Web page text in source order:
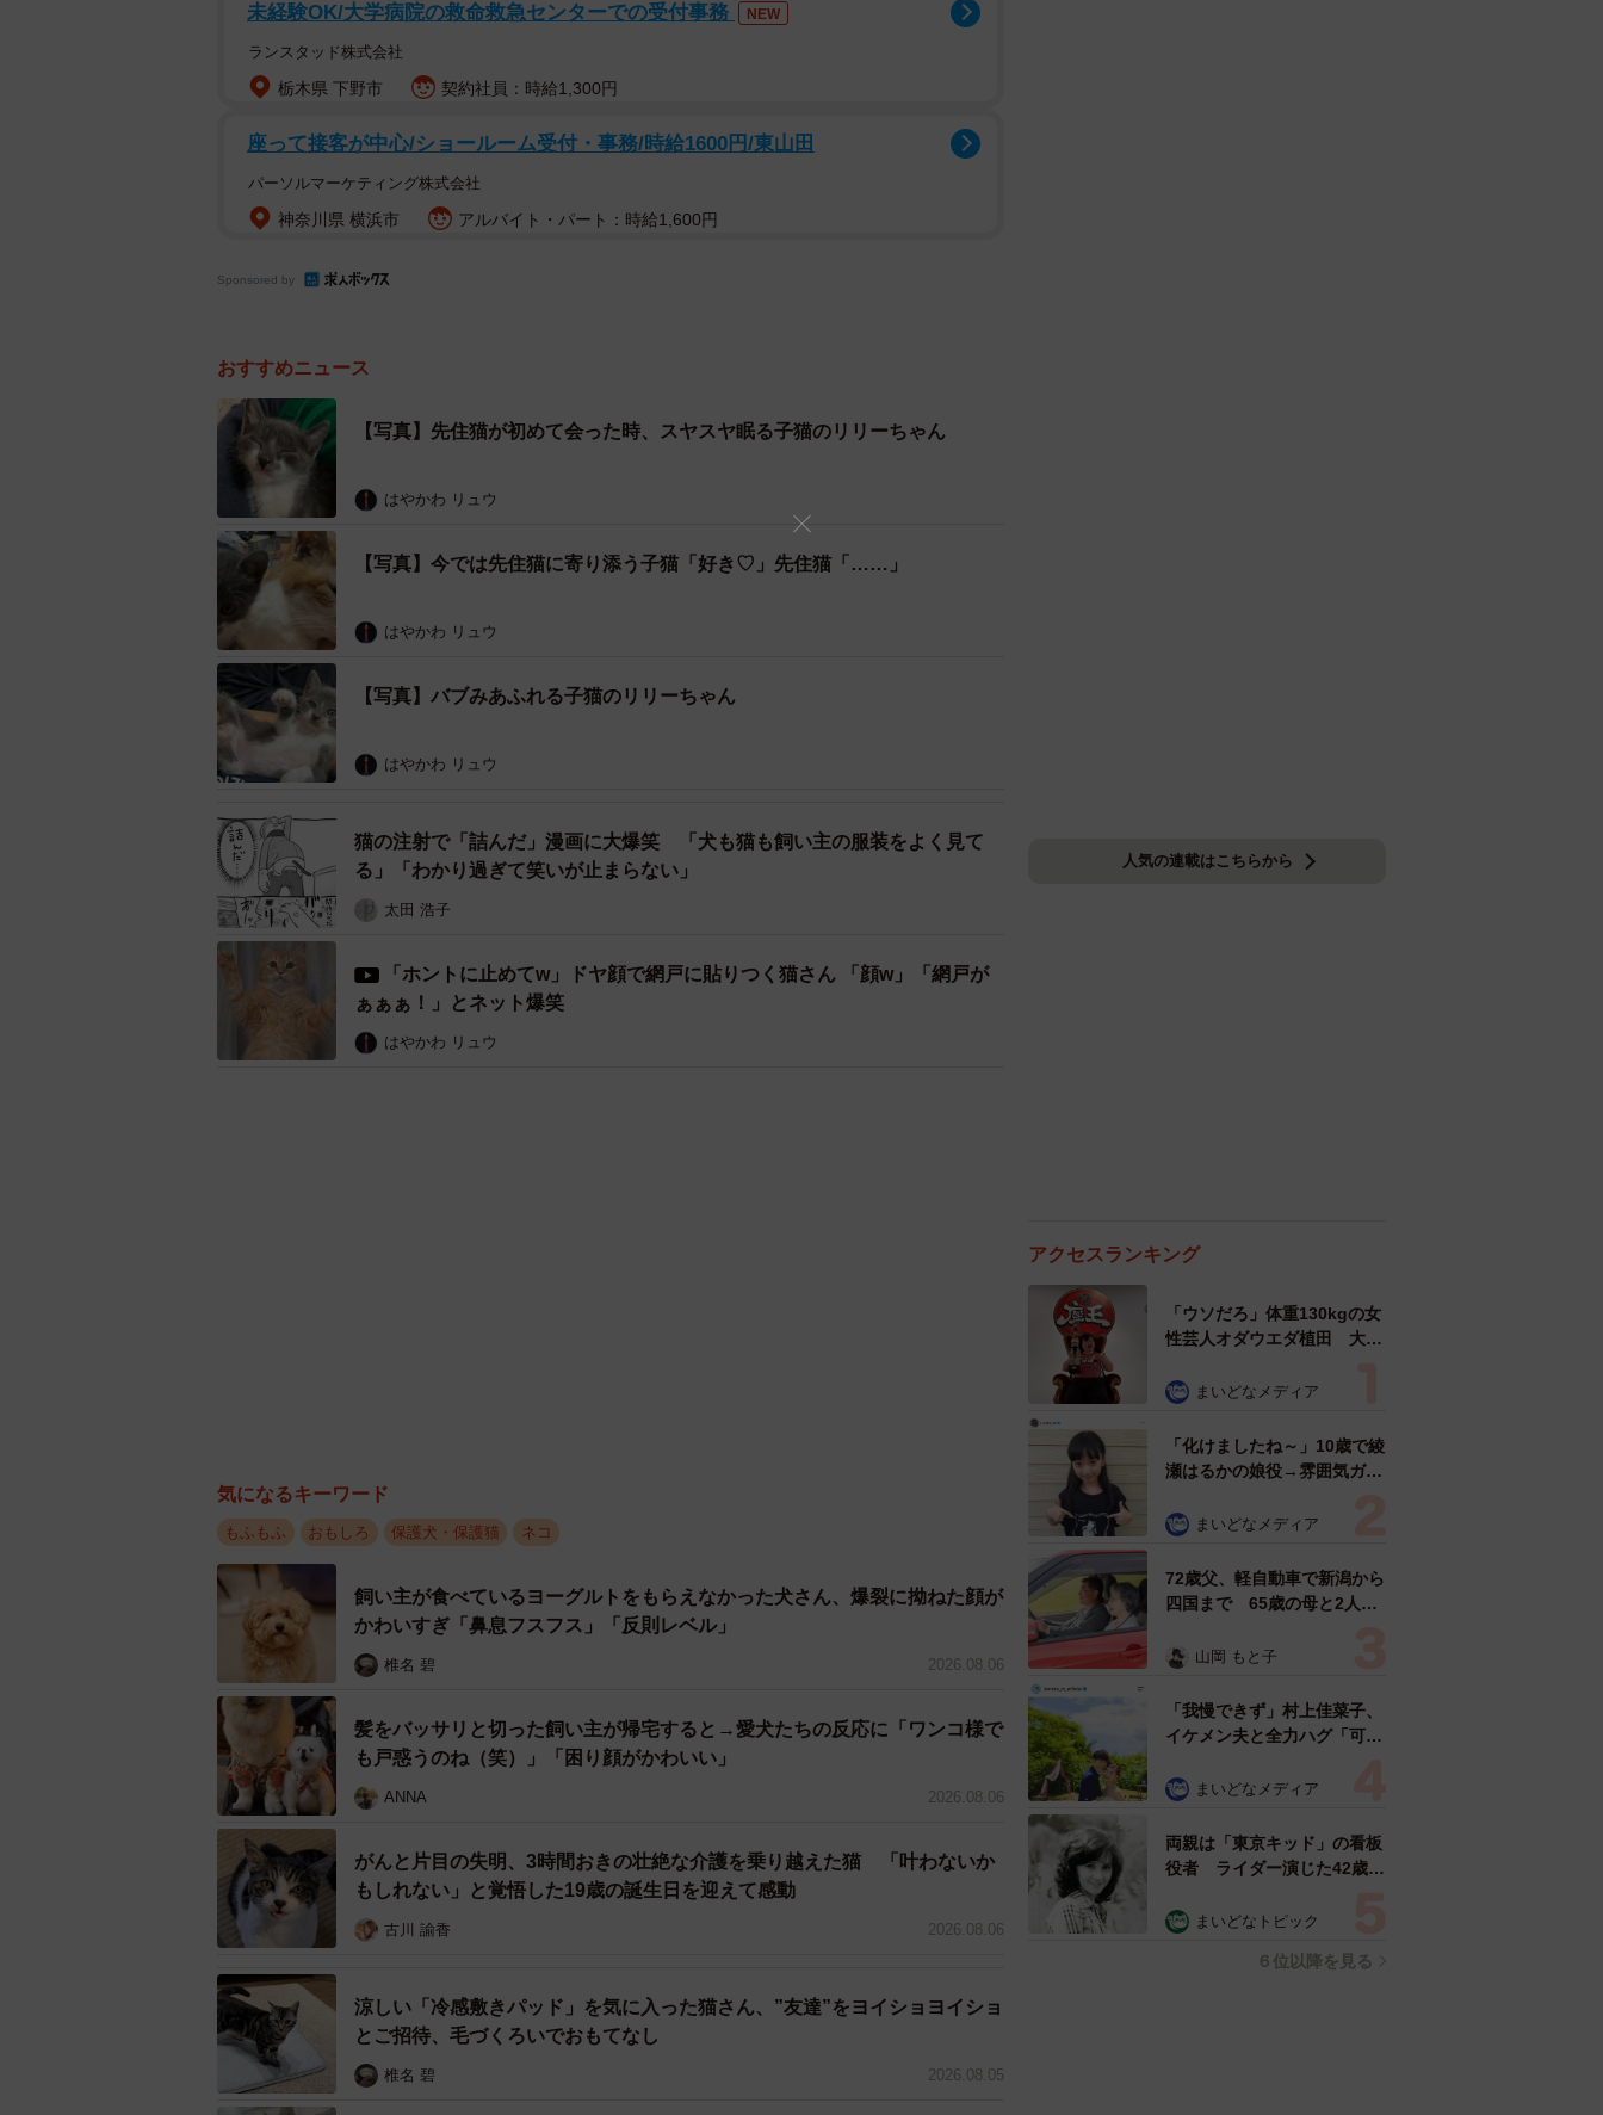
鬼の形相をしていた先住猫のちゃすけくん（提供：なっちゃんさん）
すでに虹の橋を渡った猫ちゃんたちも含めて、ちゃすけくんは飼い主さんのおうちで、合計
４匹の仲間と共に育ったそうです。そのため、新たに子猫を迎えたことで、ちゃすけくんが
こんなに警戒するとは、ご家族も想像していなかったと言います。
「投稿した写真は彼氏の弟さんが撮影したものです。コロナ禍で、彼氏も私も長く会えてな
いため、今回の写真を送ってくれました。初めて子猫に対面したときちゃすけは、遠くから
様子を見ていたそうです。ふと暗い部屋からちゃすけの視線を感じてカメラを向けたそうで
すが、撮った写真をズームしたらあの表情をしていたそうです」（なっちゃんさん）
ゴゴゴゴゴ（提供：なっちゃんさん）
ちゃすけくんが険しい顔で警戒していたのは、今年の４月末に生まれたばかりのメスの保護
猫、リリーちゃん。なっちゃんさんの彼氏のおばあさまがメス猫を保護したところ、すでに
妊娠しており、驚いているうちに４匹の子猫を産んだのだそうです。
未経験OK/大学病院の救命救急センターでの受付事務 NEW
ランスタッド株式会社
栃木県 下野市 契約社員：時給1,300円
座って接客が中心/ショールーム受付・事務/時給1600円/東山田
パーソルマーケティング株式会社
神奈川県 横浜市 アルバイト・パート：時給1,600円
Sponsored by
おすすめニュース
【写真】先住猫が初めて会った時、スヤスヤ眠る子猫のリリーちゃん
はやかわ リュウ
【写真】今では先住猫に寄り添う子猫「好き♡」先住猫「……」
はやかわ リュウ
【写真】バブみあふれる子猫のリリーちゃん
はやかわ リュウ
猫の注射で「詰んだ」漫画に大爆笑 「犬も猫も飼い主の服装をよく見て
る」「わかり過ぎて笑いが止まらない」
太田 浩子
「ホントに止めてw」ドヤ顔で網戸に貼りつく猫さん 「顔w」「網戸が
ぁぁぁ！」とネット爆笑
はやかわ リュウ
気になるキーワード
もふもふ おもしろ 保護犬・保護猫 ネコ
飼い主が食べているヨーグルトをもらえなかった犬さん、爆裂に拗ねた顔が
かわいすぎ「鼻息フスフス」「反則レベル」
椎名 碧 2026.08.06
髪をバッサリと切った飼い主が帰宅すると→愛犬たちの反応に「ワンコ様で
も戸惑うのね（笑）」「困り顔がかわいい」
ANNA 2026.08.06
がんと片目の失明、3時間おきの壮絶な介護を乗り越えた猫 「叶わないか
もしれない」と覚悟した19歳の誕生日を迎えて感動
古川 諭香 2026.08.06
涼しい「冷感敷きパッド」を気に入った猫さん、”友達”をヨイショヨイショ
とご招待、毛づくろいでおもてなし
椎名 碧 2026.08.05
人気の連載はこちらから
アクセスランキング
「ウソだろ」体重130kgの女
性芸人オダウエダ植田 大学
で」 まいどなメディア
「化けましたね～」10歳で綾
瀬はるかの娘役→雰囲気ガラ
雰囲気が」「宝塚に入れそ
まいどなメディア
72歳父、軽自動車で新潟から
四国まで 65歳の母と2人で
憩まで分刻み… 「大学生で
山岡 もと子
「我慢できず」村上佳菜子、
イケメン夫と全力ハグ「可愛
まいどなメディア
両親は「東京キッド」の看板
役者 ライダー演じた42歳元
ングフォト」計画を明言
まいどなトピック
６位以降を見る